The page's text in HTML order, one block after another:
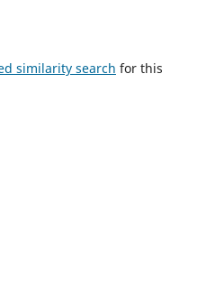
similarity search for this